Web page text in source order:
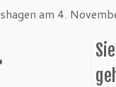
am 4.